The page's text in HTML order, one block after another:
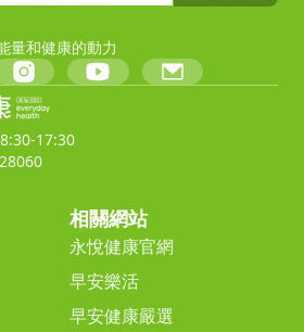
量和健康的動力
17:30
相關網站
永悅健康官網
早安樂活
早安健康嚴選